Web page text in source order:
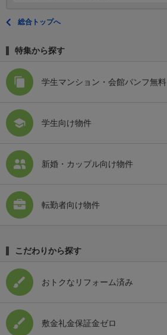
総合トップへ
特集から探す
学生マンション・会館パンフ無料
学生向け物件
新婚・カップル向け物件
転勤者向け物件
こだわりから探す
おトクなリフォーム済み
敷金礼金保証金ゼロ